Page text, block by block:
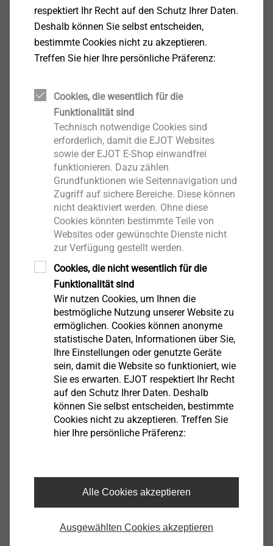
2035 klimaneutral wirtschaften. Der aktuelle CO2-
„Deshalb ist jede Idee zur Reduzierung der Emissionen
gerne gesehen, so wie dieser Test, Palettenware per
Sebastian Böttcher, Strategischer Einkäufer für
Transport und Logistik bei EJOT: „Wir sind froh,
gemeinsam mit unserem Logistikpartner Kühne+Nagel
diese Relation im kombinierten Verkehr testen zu
können. Eine Teilverlagerung unserer Transporte auf
die Schiene könnte einen erheblichen Beitrag dazu
leisten, die Emissionen zu reduzieren. Unterm Strich ist
es wichtig, eine gute Balance aus erzeugten
Emissionen, Laufzeit und Transportkosten zu finden.“
mich sehr, dass dieser Testlauf nach vielen
Gesprächen mit der Kreisbahn und DB Caro
stattfinden konnte. Ich hoffe, dass wir in der Zukunft
mehr solcher Transporte anbieten und umsetzen
können.“
Auch für Christian Betchen, Geschäftsführer der
Kreisbahn, ist dieser Testtransport sehr reizvoll – aus
unterschiedlichen Gründen: „Dass Erzeugnisse aus
Wittgenstein von einem Spediteur aus dem Lahn-Dill-
Kreis über das Container-Terminal Südwestfalen
bei Ihren Logistikentscheidungen mit im Blick haben.“
Für Landrat Andreas Müller, Aufsichtsratsvorsitzender
der Kreisbahn Siegen-Wittgenstein, ist dieser Transport
respektiert Ihr Recht auf den Schutz Ihrer Daten.
Deshalb können Sie selbst entscheiden,
bestimmte Cookies nicht zu akzeptieren.
Treffen Sie hier Ihre persönliche Präferenz:
Cookies, die wesentlich für die
Funktionalität sind
Technisch notwendige Cookies sind
erforderlich, damit die EJOT Websites
sowie der EJOT E-Shop einwandfrei
funktionieren. Dazu zählen
Grundfunktionen wie Seitennavigation und
Zugriff auf sichere Bereiche. Diese können
nicht deaktiviert werden. Ohne diese
Cookies könnten bestimmte Teile von
Websites oder gewünschte Dienste nicht
zur Verfügung gestellt werden.
Cookies, die nicht wesentlich für die
Funktionalität sind
Wir nutzen Cookies, um Ihnen die
bestmögliche Nutzung unserer Website zu
ermöglichen. Cookies können anonyme
statistische Daten, Informationen über Sie,
Ihre Einstellungen oder genutzte Geräte
sein, damit die Website so funktioniert, wie
Sie es erwarten. EJOT respektiert Ihr Recht
auf den Schutz Ihrer Daten. Deshalb
können Sie selbst entscheiden, bestimmte
Cookies nicht zu akzeptieren. Treffen Sie
hier Ihre persönliche Präferenz:
Alle Cookies akzeptieren
Ausgewählten Cookies akzeptieren